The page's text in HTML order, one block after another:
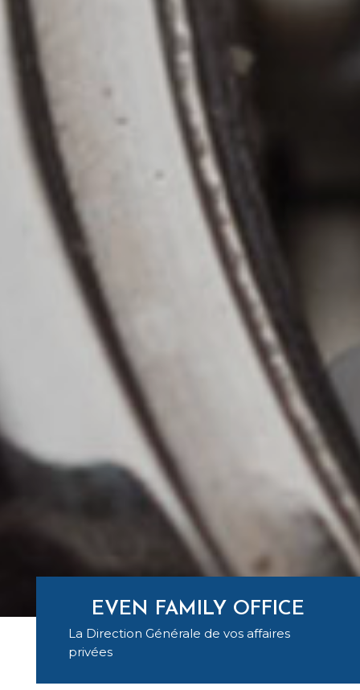
EVEN FAMILY OFFICE
La Direction Générale de vos affaires
privées